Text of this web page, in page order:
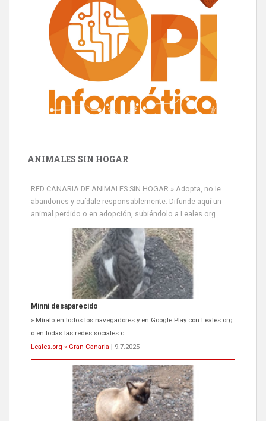
ANIMALES SIN HOGAR
RED CANARIA DE ANIMALES SIN HOGAR » Adopta, no le
abandones y cuídale responsablemente. Difunde aquí un
animal perdido o en adopción, subiéndolo a Leales.org
Minni desaparecido
» Míralo en todos los navegadores y en Google Play con Leales.org
o en todas las redes sociales c...
Leales.org » Gran Canaria
9.7.2025